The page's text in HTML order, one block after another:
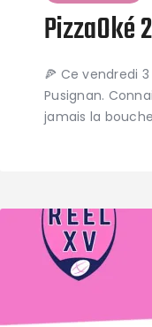
PizzaOké
🍕 Ce vendredi
Pusignan.
jamais la